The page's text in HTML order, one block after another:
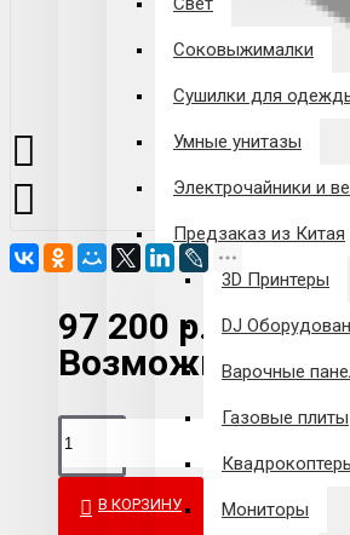
Соковыжималки
Сушилки для
Умные унитазы
Электрочайники и
Предзаказ из Китая
3D Принтеры
DJ
Варочные
Газовые плиты
Мониторы
97 200 р.
Возможна
В КОРЗИНУ